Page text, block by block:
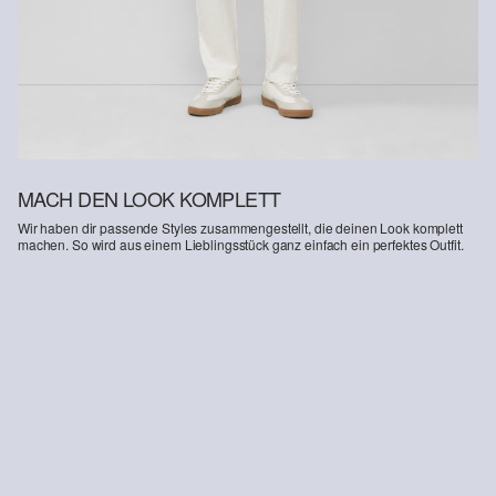
MACH DEN LOOK KOMPLETT
Wir haben dir passende Styles zusammengestellt, die deinen Look komplett
machen. So wird aus einem Lieblingsstück ganz einfach ein perfektes Outfit.